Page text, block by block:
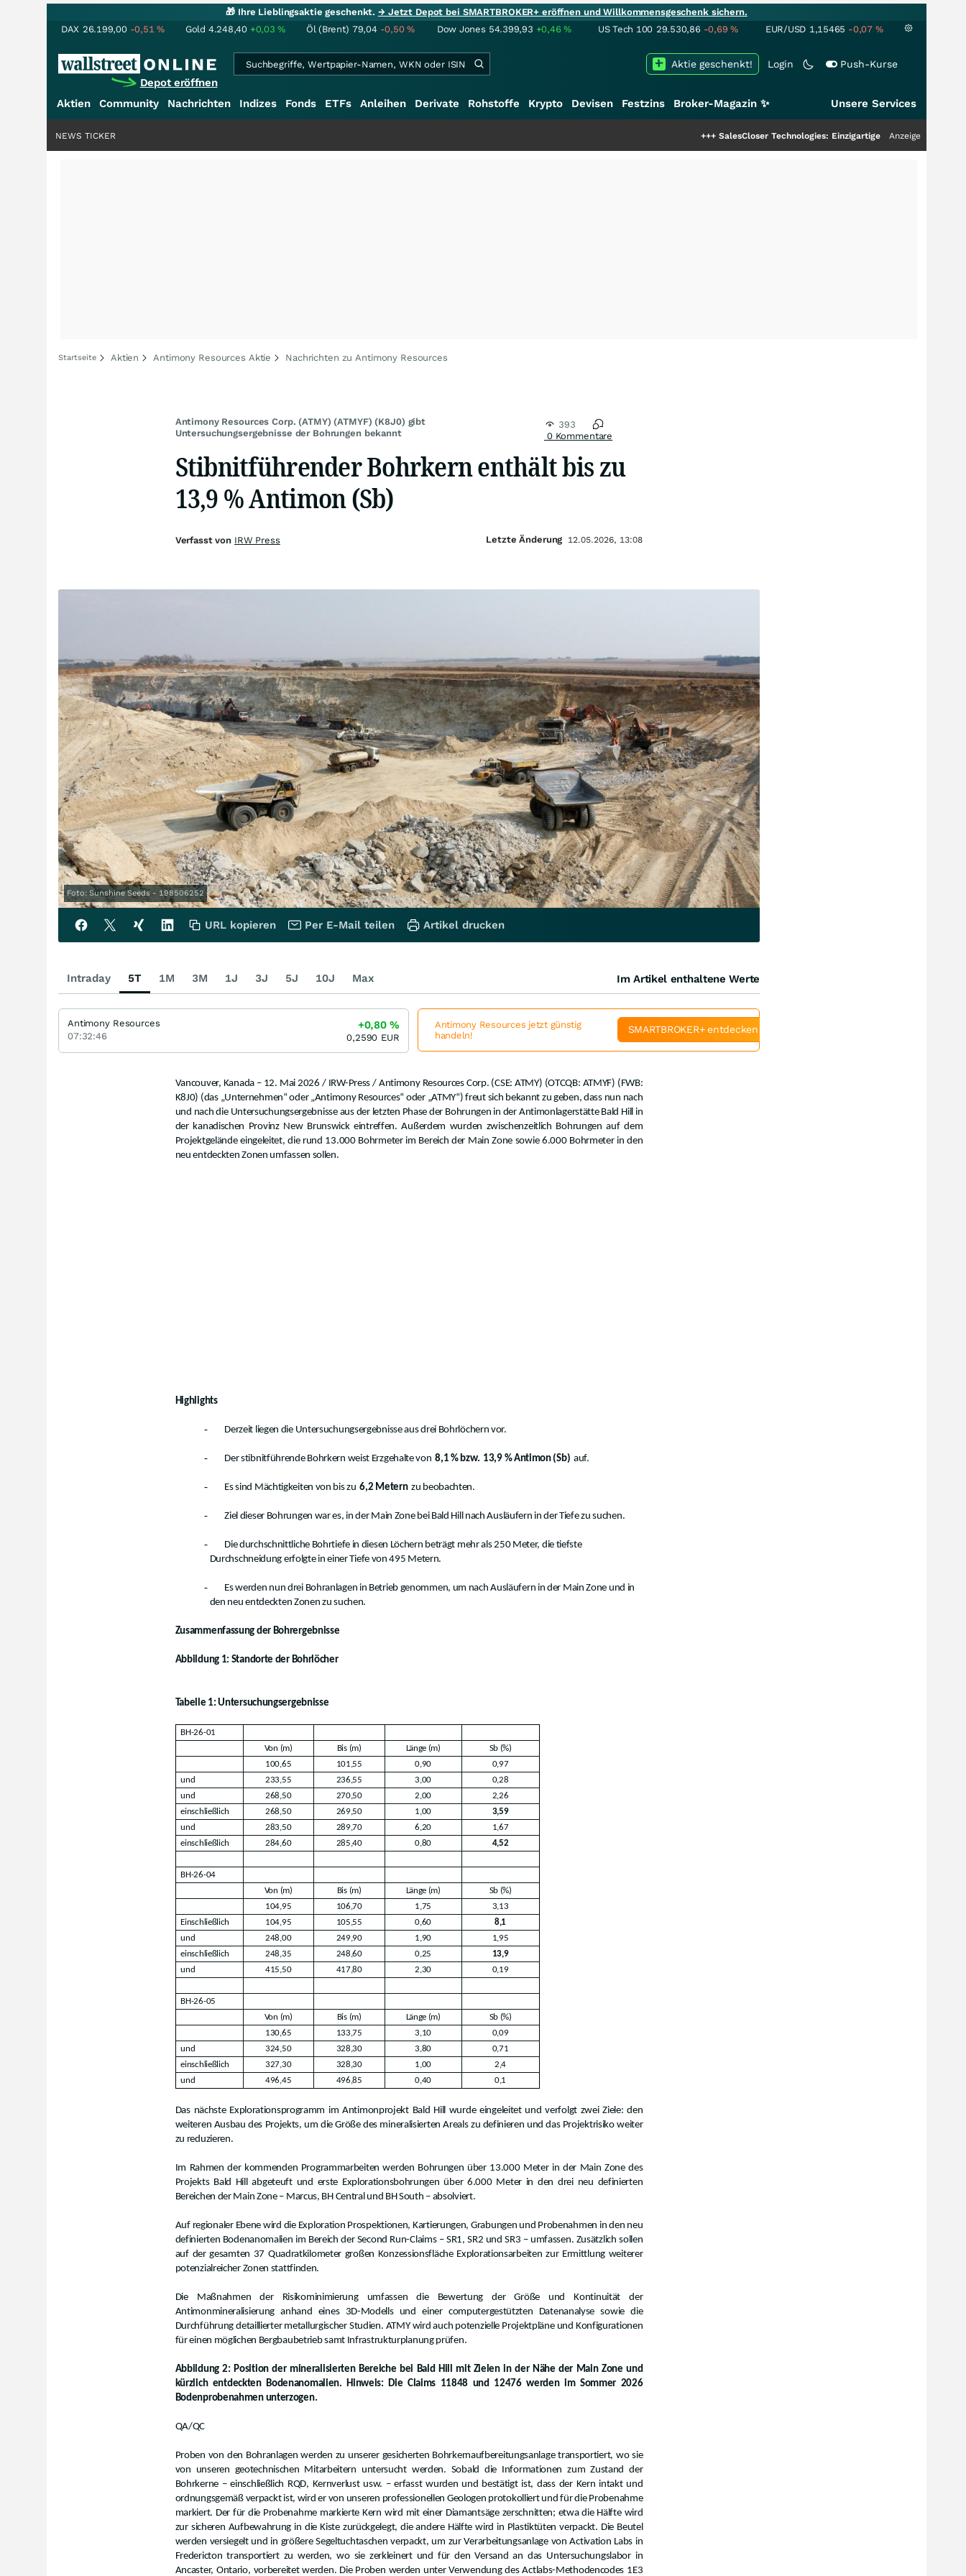
🎁 Ihre Lieblingsaktie geschenkt.→ Jetzt Depot bei SMARTBROKER+ eröffnen und Willkommensgeschenk sichern.
DAX 26.199,00 -0,51% Gold 4.248,40 +0,03% Öl (Brent) 79,04 -0,50% Dow Jones 54.399,93 +0,46% US Tech 100 29.530,86 -0,69% EUR/USD 1,15465 -0,07 %
Depot eröffnen
Login Push-Kurse
Aktie geschenkt!
Aktien Community Nachrichten Indizes Fonds ETFs Anleihen Derivate Rohstoffe Krypto Devisen Festzins Broker-Magazin ✨ Unsere Services
SalesCloser Technologies: Einzigartige Leistung zieht die Top-Dogs an!
Anzeige
NEWS TICKER
Startseite Aktien Antimony Resources Aktie Nachrichten zu Antimony Resources
Antimony Resources Corp. (ATMY) (ATMYF) (K8J0) gibt
Untersuchungsergebnisse der Bohrungen bekannt
393
0 Kommentare
Stibnitführender Bohrkern enthält bis zu
13,9 % Antimon (Sb)
Foto: Sunshine Seeds - 198506252
Vancouver, Kanada – 12. Mai 2026 / IRW-Press / Antimony Resources Corp. (CSE: ATMY) (OTCQB: ATMYF) (FWB:
K8J0) (das „Unternehmen“ oder „Antimony Resources“ oder „ATMY“) freut sich bekannt zu geben, dass nun nach
und nach die Untersuchungsergebnisse aus der letzten Phase der Bohrungen in der Antimonlagerstätte Bald Hill in
der kanadischen Provinz New Brunswick eintreffen. Außerdem wurden zwischenzeitlich Bohrungen auf dem
Projektgelände eingeleitet, die rund 13.000 Bohrmeter im Bereich der Main Zone sowie 6.000 Bohrmeter in den
neu entdeckten Zonen umfassen sollen.
Highlights
- Derzeit liegen die Untersuchungsergebnisse aus drei Bohrlöchern vor.
- Der stibnitführende Bohrkern weist Erzgehalte von 8,1 % bzw. 13,9 % Antimon (Sb) auf.
- Es sind Mächtigkeiten von bis zu 6,2 Metern zu beobachten.
- Ziel dieser Bohrungen war es, in der Main Zone bei Bald Hill nach Ausläufern in der Tiefe zu suchen.
-
Die durchschnittliche Bohrtiefe in diesen Löchern beträgt mehr als 250 Meter, die tiefste
Durchschneidung erfolgte in einer Tiefe von 495 Metern.
-
Es werden nun drei Bohranlagen in Betrieb genommen, um nach Ausläufern in der Main Zone und in
den neu entdeckten Zonen zu suchen.
Zusammenfassung der Bohrergebnisse
Abbildung 1: Standorte der Bohrlöcher
Tabelle 1: Untersuchungsergebnisse
BH-26-01
Von (m)
Bis (m) Länge (m)
Sb (%)
100,65
101,55 0,90
0,97
und
233,55 236,55 3,00
0,28
und
268,50 270,50 2,00
2,26
einschließlich
268,50 269,50 1,00
3,59
und
283,50 289,70 6,20
1,67
einschließlich
284,60 285,40 0,80 4,52
BH-26-04
Von (m)
Bis (m) Länge (m)
Sb (%)
104,95
106,70 1,75
3,13
Einschließlich
104,95 105,55 0,60
8,1
und
248,00 249,90 1,90
1,95
einschließlich
248,35 248,60 0,25
13,9
und
415,50 417,80 2,30 0,19
BH-26-05
Von (m)
Bis (m) Länge (m)
Sb (%)
130,65
133,75 3,10
0,09
und
324,50 328,30 3,80
0,71
einschließlich
327,30 328,30 1,00
2,4
und
496,45 496,85 0,40 0,1
Das nächste Explorationsprogramm im Antimonprojekt Bald Hill wurde eingeleitet und verfolgt zwei Ziele: den
weiteren Ausbau des Projekts, um die Größe des mineralisierten Areals zu definieren und das Projektrisiko weiter
zu reduzieren.
Im Rahmen der kommenden Programmarbeiten werden Bohrungen über 13.000 Meter in der Main Zone des
Projekts Bald Hill abgeteuft und erste Explorationsbohrungen über 6.000 Meter in den drei neu definierten
Bereichen der Main Zone – Marcus, BH Central und BH South – absolviert.
Auf regionaler Ebene wird die Exploration Prospektionen, Kartierungen, Grabungen und Probenahmen in den neu
definierten Bodenanomalien im Bereich der Second Run-Claims – SR1, SR2 und SR3 – umfassen. Zusätzlich sollen
auf der gesamten 37 Quadratkilometer großen Konzessionsfläche Explorationsarbeiten zur Ermittlung weiterer
potenzialreicher Zonen stattfinden.
Die Maßnahmen der Risikominimierung umfassen die Bewertung der Größe und Kontinuität der
Antimonmineralisierung anhand eines 3D-Modells und einer computergestützten Datenanalyse sowie die
Durchführung detaillierter metallurgischer Studien. ATMY wird auch potenzielle Projektpläne und Konfigurationen
für einen möglichen Bergbaubetrieb samt Infrastrukturplanung prüfen.
Abbildung 2: Position der mineralisierten Bereiche bei Bald Hill mit Zielen in der Nähe der Main Zone und
kürzlich entdeckten Bodenanomalien. Hinweis: Die Claims 11848 und 12476 werden im Sommer 2026
Bodenprobenahmen unterzogen.
QA/QC
Proben von den Bohranlagen werden zu unserer gesicherten Bohrkernaufbereitungsanlage transportiert, wo sie
von unseren geotechnischen Mitarbeitern untersucht werden. Sobald die Informationen zum Zustand der
Bohrkerne – einschließlich RQD, Kernverlust usw. – erfasst wurden und bestätigt ist, dass der Kern intakt und
ordnungsgemäß verpackt ist, wird er von unseren professionellen Geologen protokolliert und für die Probenahme
markiert. Der für die Probenahme markierte Kern wird mit einer Diamantsäge zerschnitten; etwa die Hälfte wird
zur sicheren Aufbewahrung in die Kiste zurückgelegt, die andere Hälfte wird in Plastiktüten verpackt. Die Beutel
werden versiegelt und in größere Segeltuchtaschen verpackt, um zur Verarbeitungsanlage von Activation Labs in
Fredericton transportiert zu werden, wo sie zerkleinert und für den Versand an das Untersuchungslabor in
Ancaster, Ontario, vorbereitet werden. Die Proben werden unter Verwendung des Actlabs-Methodencodes 1E3
Verfasst von IRW Press Letzte Änderung 12.05.2026, 13:08
URL kopieren Per E-Mail teilen Artikel drucken
Intraday 5T 1M 3M 1J 3J 5J 10J Max Im Artikel enthaltene Werte
Antimony Resources
07:32:46
+0,80%
0,2590 EUR
Antimony Resources jetzt günstig
handeln!
SMARTBROKER+ entdecken